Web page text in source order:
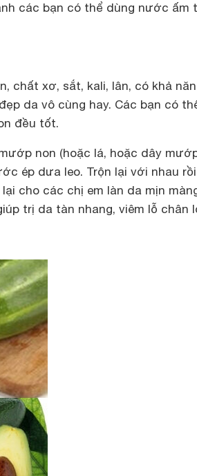
các bạn có thể dùng nước ấm
chất xơ, sắt, kali, lân, có khả
da vô cùng hay. Các bạn có
đều tốt.
non (hoặc lá, hoặc dây
ép dưa leo. Trộn lại với nhau
cho các chị em làn da mịn
trị da tàn nhang, viêm lỗ chân